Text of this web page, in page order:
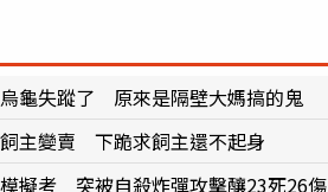
龜失蹤了 原來是隔壁大媽搞的鬼
主變賣 下跪求飼主還不起身
擬考 突被自殺炸彈攻擊釀23死26傷